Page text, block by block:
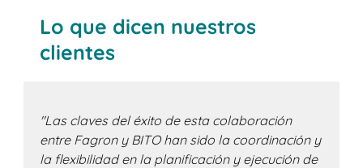
Lo que dicen nuestros
clientes
"Las claves del éxito de esta colaboración
entre Fagron y BITO han sido la coordinación y
la flexibilidad en la planificación y ejecución de